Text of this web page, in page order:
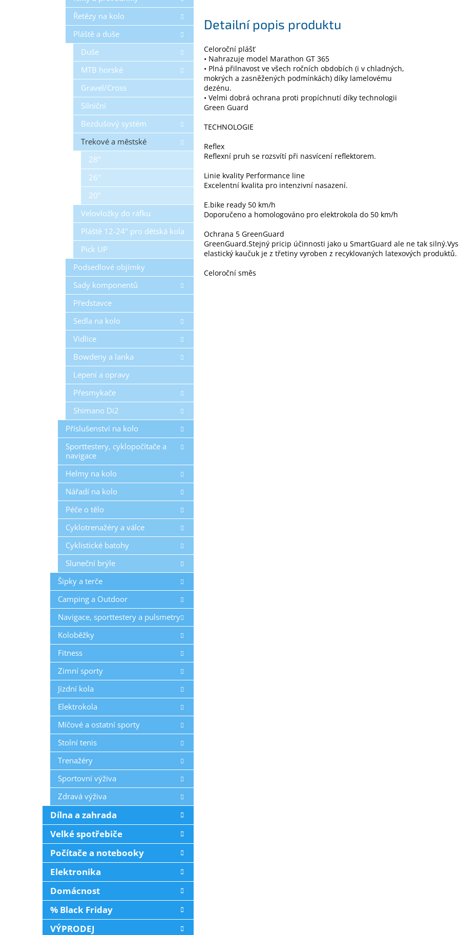
Řetězy na kolo
Pláště a duše
Duše
MTB horské
Gravel/Cross
Silniční
Bezdušový systém
Trekové a městské
28"
26"
20"
Velovložky do ráfku
Pláště 12-24" pro dětská kola
Pick UP
Podsedlové objímky
Sady komponentů
Představce
Sedla na kolo
Vidlice
Bowdeny a lanka
Lepení a opravy
Přesmykače
Shimano Di2
Příslušenství na kolo
Sporttestery, cyklopočítače a
navigace
Helmy na kolo
Nářadí na kolo
Péče o tělo
Cyklotrenažéry a válce
Cyklistické batohy
Sluneční brýle
Šipky a terče
Camping a Outdoor
Navigace, sporttestery a pulsmetry
Koloběžky
Fitness
Zimní sporty
Jízdní kola
Elektrokola
Míčové a ostatní sporty
Stolní tenis
Trenažéry
Sportovní výživa
Zdravá výživa
Dílna a zahrada
Velké spotřebiče
Počítače a notebooky
Elektronika
Domácnost
% Black Friday
VÝPRODEJ
Detailní popis produktu
Celoroční plášť
• Nahrazuje model Marathon GT 365
• Plná přilnavost ve všech ročních obdobích (i v chladných,
mokrých a zasněžených podmínkách) díky lamelovému
dezénu.
• Velmi dobrá ochrana proti propíchnutí díky technologii
Green Guard
TECHNOLOGIE
Reflex
Reflexní pruh se rozsvítí při nasvícení reflektorem.
Linie kvality Performance line
Excelentní kvalita pro intenzivní nasazení.
E.bike ready 50 km/h
Doporučeno a homologováno pro elektrokola do 50 km/h
Ochrana 5 GreenGuard
GreenGuard.Stejný pricip účinnosti jako u SmartGuard ale ne tak
elastický kaučuk je z třetiny vyroben z recyklovaných latexových produktů.
Celoroční směs